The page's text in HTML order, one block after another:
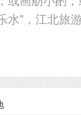
水”，江北旅